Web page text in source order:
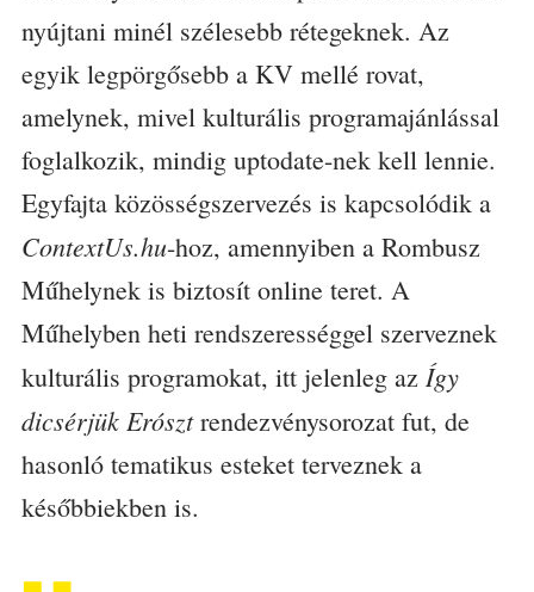
nyújtani minél szélesebb rétegeknek. Az
egyik legpörgősebb a KV mellé rovat,
amelynek, mivel kulturális programajánlással
foglalkozik, mindig uptodate-nek kell lennie.
Egyfajta közösségszervezés is kapcsolódik a
ContextUs.hu-hoz, amennyiben a Rombusz
Műhelynek is biztosít online teret. A
Műhelyben heti rendszerességgel szerveznek
kulturális programokat, itt jelenleg az Így
dicsérjük Erósztrendezvénysorozat fut, de
hasonló tematikus esteket terveznek a
későbbiekben is.